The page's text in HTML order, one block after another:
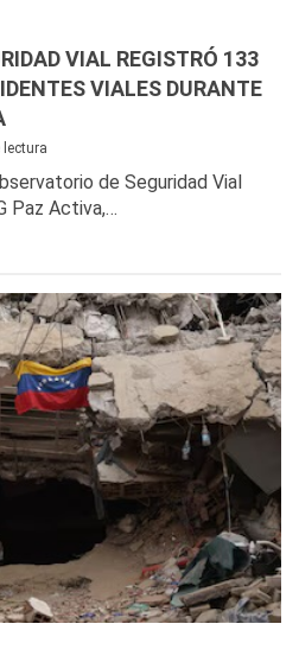
VIAL REGISTRÓ 133
VIALES DURANTE
de Seguridad Vial
Paz Activa,…